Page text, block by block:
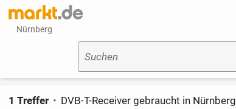
Nürnberg
Suchen
1 Treffer DVB-T-Receiver gebraucht in Nürnberg